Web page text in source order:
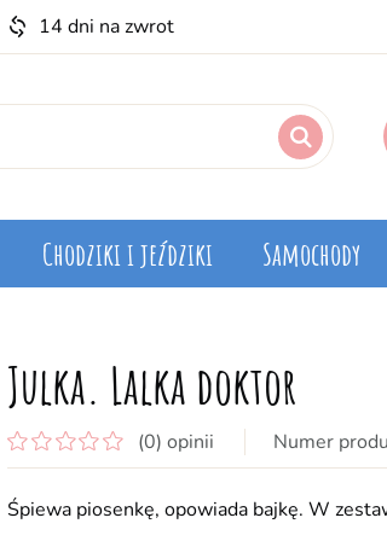
14 dni na zwrot
Chodziki i jeździki Samochody
Julka. Lalka doktor
(0) opinii
Śpiewa piosenkę, opowiada bajkę. W